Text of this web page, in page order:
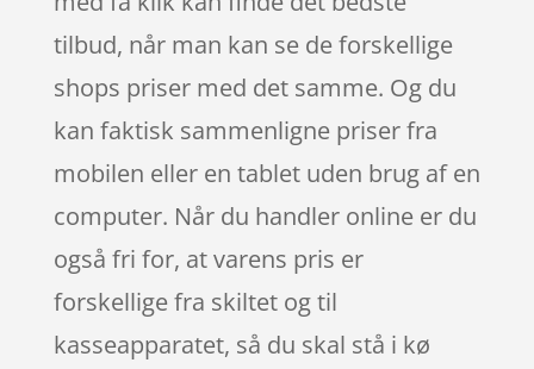
tilbud, når man kan se de forskellige
shops priser med det samme. Og du
kan faktisk sammenligne priser fra
mobilen eller en tablet uden brug af en
computer. Når du handler online er du
også fri for, at varens pris er
forskellige fra skiltet og til
kasseapparatet, så du skal stå i kø